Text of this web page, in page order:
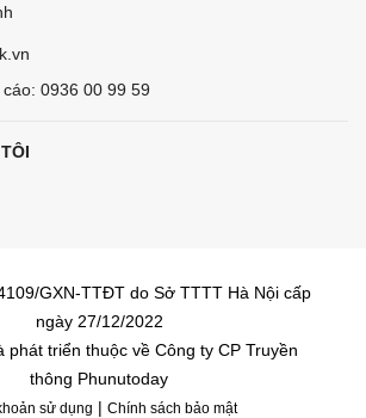
0936 00 99 59
GXN-TTĐT do Sở TTTT Hà Nội cấp
ngày 27/12/2022
phát triển thuộc về Công ty CP Truyền
thông Phunutoday
sử dụng | Chính sách bảo mật